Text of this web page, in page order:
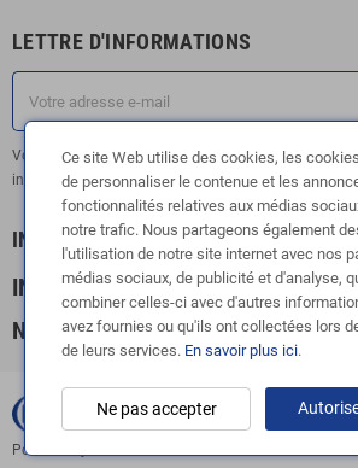
LETTRE D'INFORMATIONS
Vous pouvez vous désinscrire à tout moment. Vous
informations de contact dans les conditions
INFORMATION
INFOS PRATIQUES
NOS CATÉGORIES
Copyright © 2003-2024 |
Powered by
Ce site Web utilise des cookies, les
de personnaliser le contenue et les
fonctionnalités relatives aux médias
notre trafic. Nous partageons également
l'utilisation de notre site internet avec nos
médias sociaux, de publicité et d'analyse,
combiner celles-ci avec d'autres
avez fournies ou qu'ils ont collectées lors
de leurs services. En savoir plus ici.
Ne pas accepter